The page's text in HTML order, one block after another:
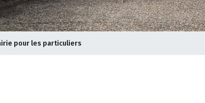
pour les particuliers